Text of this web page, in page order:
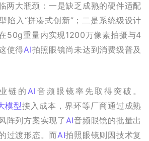
两大瓶颈：一是缺乏成熟的硬件适配
陷入“拼凑式创新”；二是系统级设计
50g重量内实现1200万像素拍摄与4
使得AI拍照眼镜尚未达到消费级普及
链的 AI 音频眼镜率先取得突破。
模型接入成本，界环等厂商通过成熟
阵列方案实现了AI音频眼镜的批量出
过渡形态。而AI拍照眼镜则因技术复